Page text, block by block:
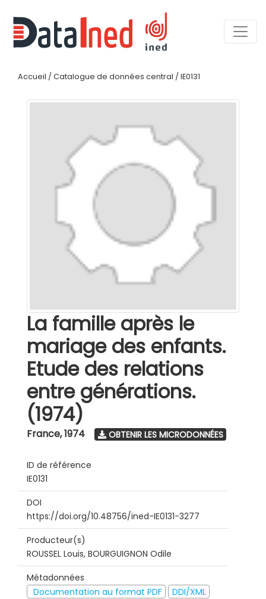
Accueil / Catalogue de données central / IE0131
La famille après le
mariage des enfants.
Etude des relations
entre générations.
(1974)
France,1974 OBTENIR LES MICRODONNÉES
ID de référence
IE0131
DOI
https://doi.org/10.48756/ined-IE0131-3277
Producteur(s)
ROUSSEL Louis, BOURGUIGNON Odile
Métadonnées
Documentation au format PDF
DDI/XML